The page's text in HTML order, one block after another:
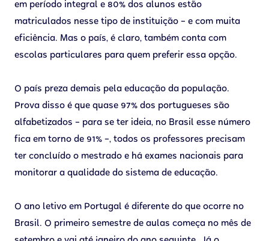
em período integral e 80% dos alunos estão
matriculados nesse tipo de instituição – e com muita
eficiência. Mas o país, é claro, também conta com
escolas particulares para quem preferir essa opção.
O país preza demais pela educação da população.
Prova disso é que quase 97% dos portugueses são
alfabetizados – para se ter ideia, no Brasil esse número
fica em torno de 91% –, todos os professores precisam
ter concluído o mestrado e há exames nacionais para
monitorar a qualidade do sistema de educação.
O ano letivo em Portugal é diferente do que ocorre no
Brasil. O primeiro semestre de aulas começa no mês de